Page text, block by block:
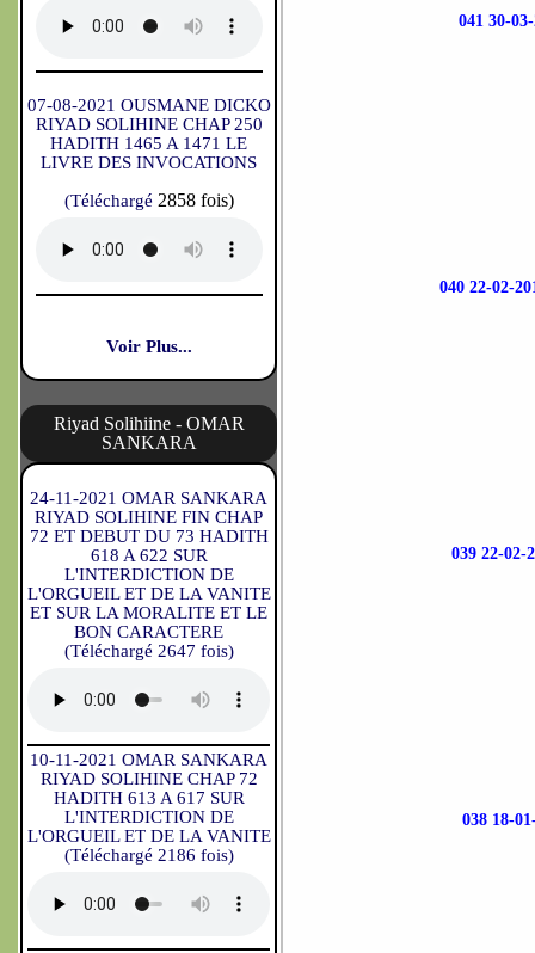
07-08-2021 OUSMANE DICKO
RIYAD SOLIHINE CHAP 250
HADITH 1465 A 1471 LE
LIVRE DES INVOCATIONS
(Téléchargé 2858 fois)
Voir Plus...
Riyad Solihiine - OMAR
SANKARA
24-11-2021 OMAR SANKARA
RIYAD SOLIHINE FIN CHAP
72 ET DEBUT DU 73 HADITH
618 A 622 SUR
L'INTERDICTION DE
L'ORGUEIL ET DE LA VANITE
ET SUR LA MORALITE ET LE
BON CARACTERE
(Téléchargé 2647 fois)
10-11-2021 OMAR SANKARA
RIYAD SOLIHINE CHAP 72
HADITH 613 A 617 SUR
L'INTERDICTION DE
L'ORGUEIL ET DE LA VANITE
(Téléchargé 2186 fois)
041 30-
040 22-02-
039 22-
038 18-